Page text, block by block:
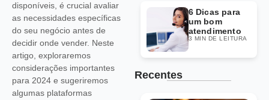
disponíveis, é crucial avaliar
as necessidades específicas
do seu negócio antes de
decidir onde vender. Neste
artigo, exploraremos
considerações importantes
para 2024 e sugeriremos
algumas plataformas
6 Dicas para
um bom
atendimento
3 MIN DE LEITURA
Recentes